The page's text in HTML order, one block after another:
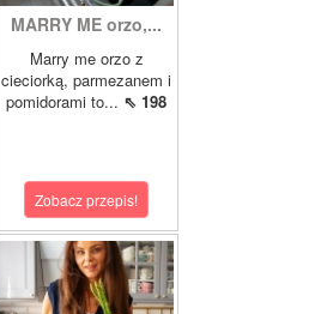
MARRY ME orzo,...
Marry me orzo z
cieciorką, parmezanem i
pomidorami to... ⇖ 198
Zobacz przepis!